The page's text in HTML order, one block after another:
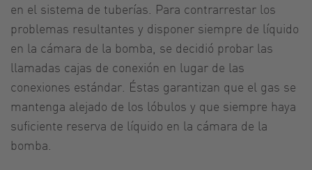
en el sistema de tuberías. Para contrarrestar los
problemas resultantes y disponer siempre de líquido
en la cámara de la bomba, se decidió probar las
llamadas cajas de conexión en lugar de las
conexiones estándar. Éstas garantizan que el gas se
mantenga alejado de los lóbulos y que siempre haya
suficiente reserva de líquido en la cámara de la
bomba.